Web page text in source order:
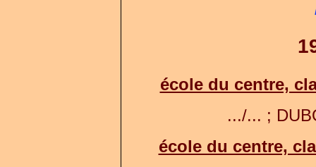
école du centre,
.../... ;
école du centre,